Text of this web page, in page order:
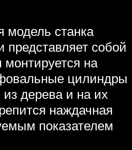
модель станка
представляет собой
монтируется на
цилиндры
дерева и на их
наждачная
показателем